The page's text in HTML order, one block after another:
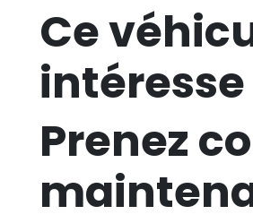
Ce
intéresse
Prenez